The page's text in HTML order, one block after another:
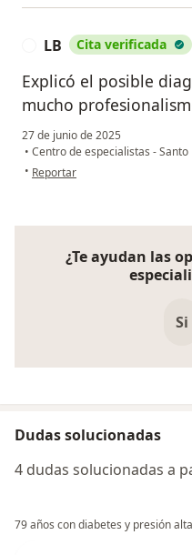
LB Cita verificada
Explicó el posible
mucho
27 de junio de 2025
• Centro de especialistas -
• en opinión del usuario LB
Reportar
¿Te ayudan las
Si
Dudas solucionadas
4 dudas solucionadas a
79 años con diabetes y presión